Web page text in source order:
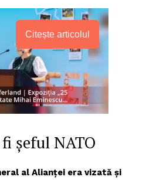
Citește articolul
șeful NATO
al Alianței era vizată și